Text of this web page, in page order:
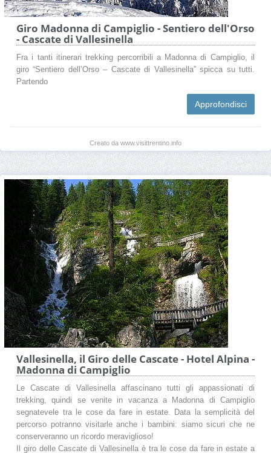
Giro Madonna di Campiglio - Sentiero dell'Orso
- Cascate di Vallesinella
Fra i tanti itinerari trekking percorribili a Madonna di Campiglio, il
giro “Sentiero dell’Orso – Cascate di Vallesinella” spicca su tutti.
Partendo
Approfondisci
Creato da www.visittrentino.info
Vallesinella, il Giro delle Cascate - Hotel Alpina -
Madonna di Campiglio
Le Cascate di Vallesinella affascinano tutti gli appassionati di
trekking, quindi se venite in vacanza a Madonna di Campiglio
segnatevele tra le cose da fare in estate. Data la semplicità del
percorso potranno visitarle anche i bambini: siamo sicuri che ne
conserveranno un ricordo meraviglioso!
Il giro delle Cascate di Vallesinella è tra le cose da fare in estate a